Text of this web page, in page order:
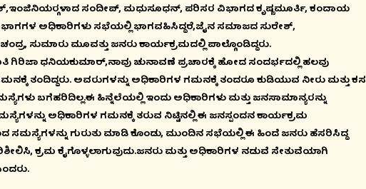
ಸಂದೀಪ್, ಮಧುಸೂಧನ್, ಪರಿಸರ ವಿಭಾಗದ ಕೃಷ್ಣಮೂರ್ತಿ, ಕಂದಾಯ
ಅಧಿಕಾರಿಗಳು ಸಭೆಯಲ್ಲಿ ಭಾಗವಹಿಸಿದ್ದರೆ,ಜೈನ ಸಮಾಜದ ಸುರೇಶ್,
ಸುಮಾರು ಮೂವತ್ತು ಜನರು ಕಾರ್ಯಕ್ರಮದಲ್ಲಿ ಪಾಲ್ಗೊಂಡಿದ್ದರು.
ಧನಿಯಕುಮಾರ್,ನಾವು ಚುನಾವಣೆ ಪ್ರಚಾರಕ್ಕೆ ಹೋದ ಸಂದರ್ಭದಲ್ಲಿ ಹಲವು
ತಂದಿದ್ದರು. ಅವರುಗಳನ್ನು ಅಧಿಕಾರಿಗಳ ಗಮನಕ್ಕೆ ತಂದರೂ ಕುಡಿಯುವ ನೀರು ಮತ್ತು ಕಸ
ಬಗೆಹರಿದಿಲ್ಲ.ಈ ಹಿನ್ನೆಲೆಯಲ್ಲಿ ಇಂದು ಅಧಿಕಾರಿಗಳು ಮತ್ತು ಜನಸಾಮಾನ್ಯರನ್ನು
ಅಧಿಕಾರಿಗಳ ಗಮನಕ್ಕೆ ತರುವ ನಿಟ್ಟಿನಲ್ಲಿ ಈ ಜನಸ್ಪಂದನ ಕಾರ್ಯಕ್ರಮ
ಗುರುತು ಮಾಡಿ ಕೊಂಡು, ಮುಂದಿನ ಸಭೆಯಲ್ಲಿ ಈ ಹಿಂದೆ ಜನರು ಹೆಸರಿಸಿದ್ದ
ಕ್ರಮ ಕೈಗೊಳ್ಳಲಾಗುವುದು.ಜನರು ಮತ್ತು ಅಧಿಕಾರಿಗಳ ನಡುವೆ ಸೇತುವೆಯಾಗಿ